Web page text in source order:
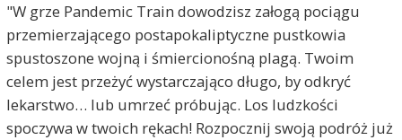
"W grze Pandemic Train dowodzisz załogą pociągu
przemierzającego postapokaliptyczne pustkowia
spustoszone wojną i śmiercionośną plagą. Twoim
celem jest przeżyć wystarczająco długo, by odkryć
lekarstwo… lub umrzeć próbując. Los ludzkości
spoczywa w twoich rękach! Rozpocznij swoją podróż już